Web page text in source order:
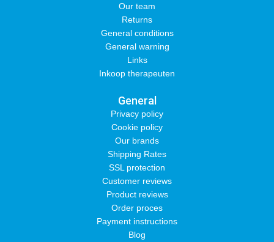
Our team
Returns
General conditions
General warning
Links
Inkoop therapeuten
General
Privacy policy
Cookie policy
Our brands
Shipping Rates
SSL protection
Customer reviews
Product reviews
Order proces
Payment instructions
Blog